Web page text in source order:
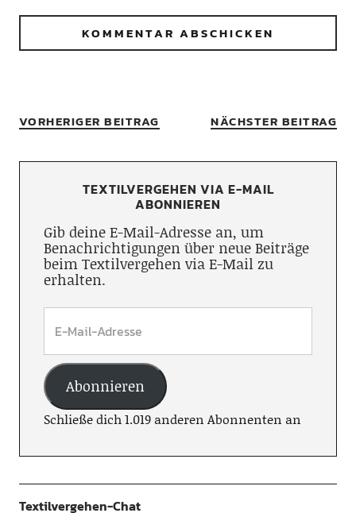
VORHERIGER BEITRAG NÄCHSTER BEITRAG
TEXTILVERGEHEN VIA E-MAIL
ABONNIEREN
Gib deine E-Mail-Adresse an, um
Benachrichtigungen über neue Beiträge
beim Textilvergehen via E-Mail zu
erhalten.
Abonnieren
Schließe dich 1.019 anderen Abonnenten an
Textilvergehen-Chat